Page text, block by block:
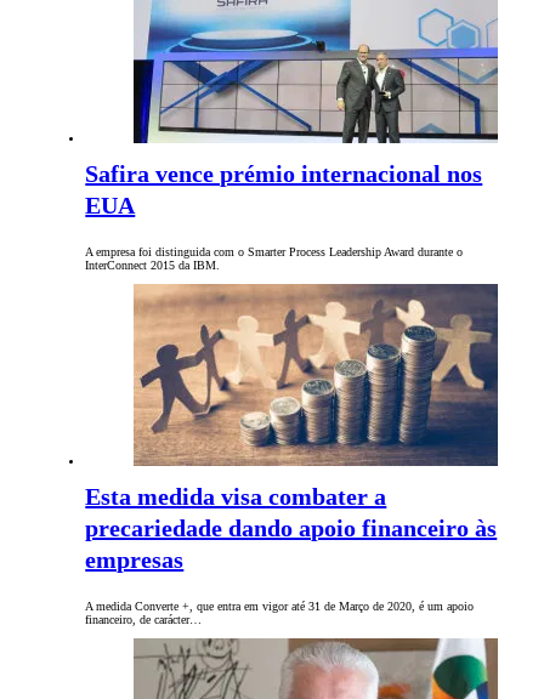
Safira vence prémio internacional nos
EUA
A empresa foi distinguida com o Smarter Process Leadership Award durante o
InterConnect 2015 da IBM.
Esta medida visa combater a
precariedade dando apoio financeiro às
empresas
A medida Converte +, que entra em vigor até 31 de Março de 2020, é um apoio
financeiro, de carácter…